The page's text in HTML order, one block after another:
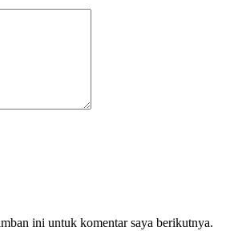
ini untuk komentar saya berikutnya.